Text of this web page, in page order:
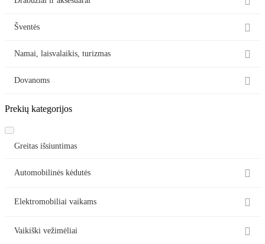
Drabužiai ir aksesuarai 
Šventės 
Namai, laisvalaikis, turizmas 
Dovanoms 
Prekių kategorijos
Greitas išsiuntimas
Automobilinės kėdutės 
Elektromobiliai vaikams 
Vaikiški vežimėliai 